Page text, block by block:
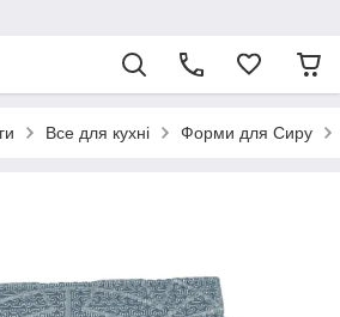
Все для кухні Форми для Сиру